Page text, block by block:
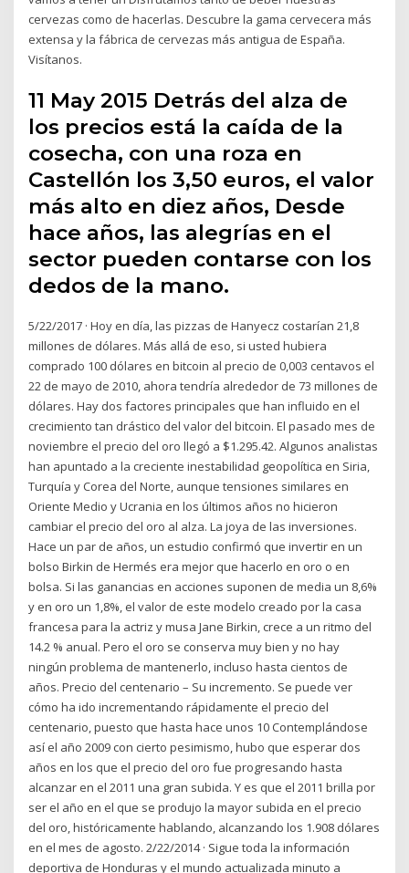
cervezas como de hacerlas. Descubre la gama cervecera más
extensa y la fábrica de cervezas más antigua de España.
Visítanos.
11 May 2015 Detrás del alza de
los precios está la caída de la
cosecha, con una roza en
Castellón los 3,50 euros, el valor
más alto en diez años, Desde
hace años, las alegrías en el
sector pueden contarse con los
dedos de la mano.
5/22/2017 · Hoy en día, las pizzas de Hanyecz costarían 21,8
millones de dólares. Más allá de eso, si usted hubiera
comprado 100 dólares en bitcoin al precio de 0,003 centavos el
22 de mayo de 2010, ahora tendría alrededor de 73 millones de
dólares. Hay dos factores principales que han influido en el
crecimiento tan drástico del valor del bitcoin. El pasado mes de
noviembre el precio del oro llegó a $1.295.42. Algunos analistas
han apuntado a la creciente inestabilidad geopolítica en Siria,
Turquía y Corea del Norte, aunque tensiones similares en
Oriente Medio y Ucrania en los últimos años no hicieron
cambiar el precio del oro al alza. La joya de las inversiones.
Hace un par de años, un estudio confirmó que invertir en un
bolso Birkin de Hermés era mejor que hacerlo en oro o en
bolsa. Si las ganancias en acciones suponen de media un 8,6%
y en oro un 1,8%, el valor de este modelo creado por la casa
francesa para la actriz y musa Jane Birkin, crece a un ritmo del
14.2 % anual. Pero el oro se conserva muy bien y no hay
ningún problema de mantenerlo, incluso hasta cientos de
años. Precio del centenario – Su incremento. Se puede ver
cómo ha ido incrementando rápidamente el precio del
centenario, puesto que hasta hace unos 10 Contemplándose
así el año 2009 con cierto pesimismo, hubo que esperar dos
años en los que el precio del oro fue progresando hasta
alcanzar en el 2011 una gran subida. Y es que el 2011 brilla por
ser el año en el que se produjo la mayor subida en el precio
del oro, históricamente hablando, alcanzando los 1.908 dólares
en el mes de agosto. 2/22/2014 · Sigue toda la información
deportiva de Honduras y el mundo actualizada minuto a